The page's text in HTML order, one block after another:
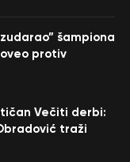
šampiona
protiv
Večiti derbi:
traži